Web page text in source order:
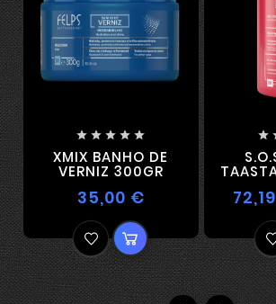
    
XMIX BANHO DE
VERNIZ 300GR
35,00 €
